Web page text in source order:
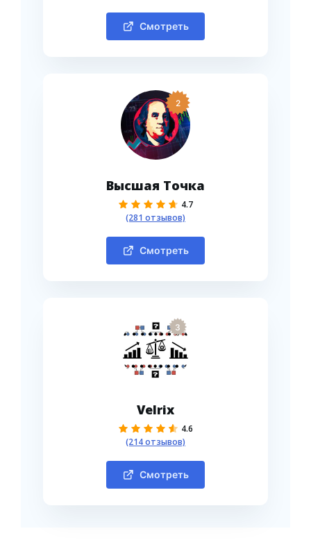
Смотреть
2
Высшая Точка
4.7
(281 отзывов)
Смотреть
3
Velrix
4.6
(214 отзывов)
Смотреть